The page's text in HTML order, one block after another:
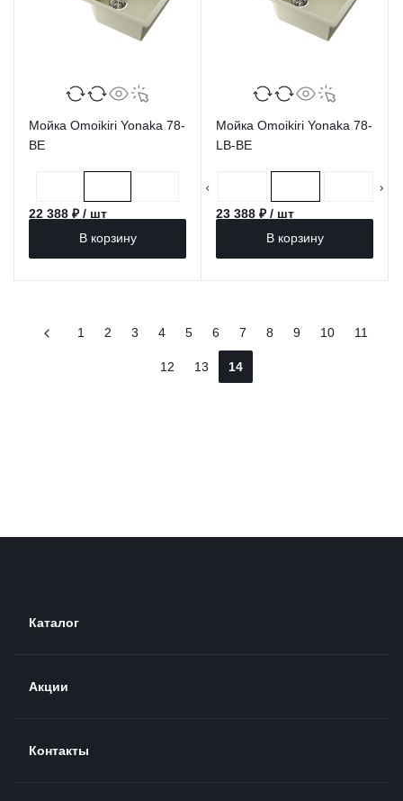
Мойка Omoikiri Yonaka 78-
BE
22 388 ₽ / шт
В корзину
Мойка Omoikiri Yonaka 78-
LB-BE
23 388 ₽ / шт
В корзину
1 2 3 4 5 6 7 8 9 10 11
12 13 14
Каталог
Акции
Контакты